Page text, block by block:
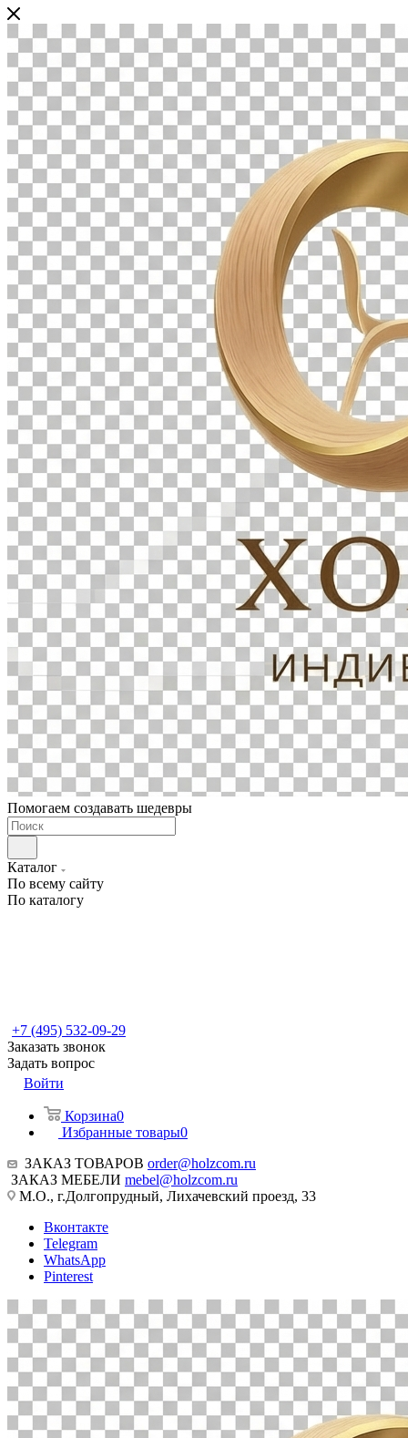
Помогаем создавать шедевры
Каталог
По всему сайту
По каталогу
+7 (495) 532-09-29
Заказать звонок
Задать вопрос
Войти
Корзина0
Избранные товары0
ЗАКАЗ ТОВАРОВ order@holzcom.ru
ЗАКАЗ МЕБЕЛИ mebel@holzcom.ru
М.О., г.Долгопрудный, Лихачевский проезд, 33
Вконтакте
Telegram
WhatsApp
Pinterest